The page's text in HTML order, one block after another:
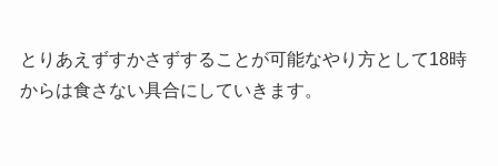
とりあえずすかさずすることが可能なやり方として18時
からは食さない具合にしていきます。